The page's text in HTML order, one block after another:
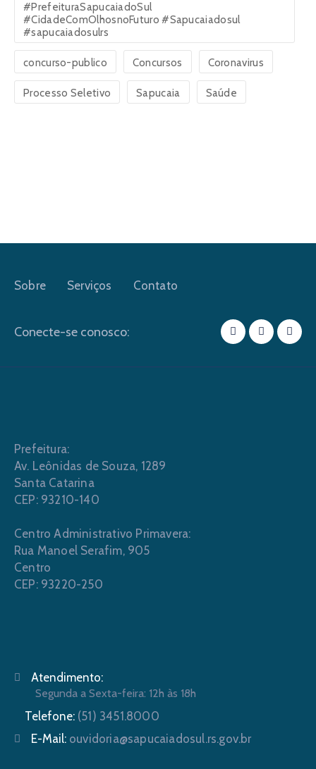
#PrefeituraSapucaiadoSul
#CidadeComOlhosnoFuturo #Sapucaiadosul
#sapucaiadosulrs
concurso-publico Concursos Coronavirus
Processo Seletivo Sapucaia Saúde
Sobre Serviços Contato
Conecte-se conosco:
Prefeitura:
Av. Leônidas de Souza, 1289
Santa Catarina
CEP: 93210-140
Centro Administrativo Primavera:
Rua Manoel Serafim, 905
Centro
CEP: 93220-250
Atendimento:
Segunda a Sexta-feira: 12h às 18h
Telefone: (51) 3451.8000
E-Mail: ouvidoria@sapucaiadosul.rs.gov.br